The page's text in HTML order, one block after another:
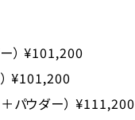
） ¥101,200
¥101,200
パウダー） ¥111,200